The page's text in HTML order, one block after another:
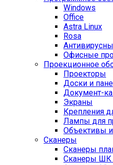
Windows
Office
Astra Linux
Rosa
Офисные
Проекционное
Проекторы
Доски и
Документ-
Экраны
Крепления
Лампы для
Объективы
Сканеры
Сканеры
Сканеры ШК